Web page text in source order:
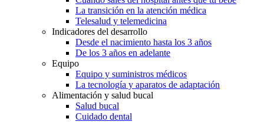
La transición en la atención médica
Telesalud y telemedicina
Indicadores del desarrollo
Desde el nacimiento hasta los 3 años
De los 3 años en adelante
Equipo
Equipo y suministros médicos
La tecnología y aparatos de adaptación
Alimentación y salud bucal
Salud bucal
Cuidado dental